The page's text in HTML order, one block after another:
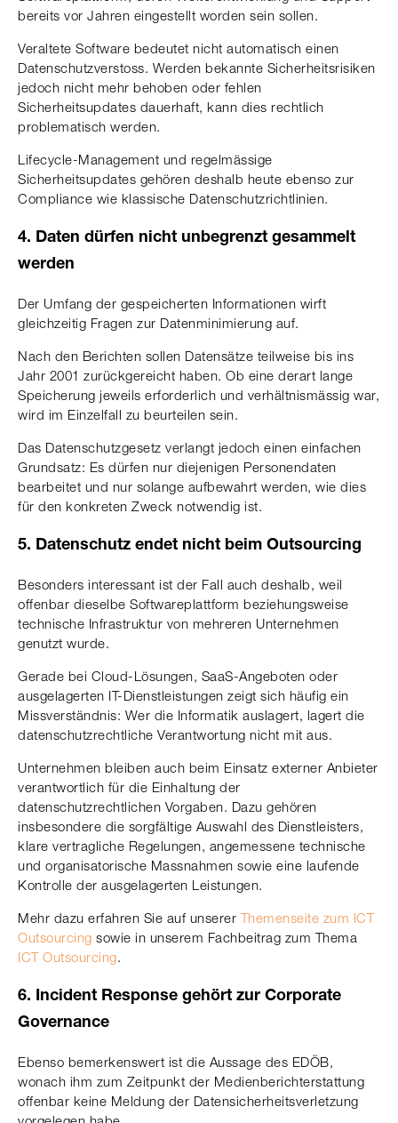
bereits vor Jahren eingestellt worden sein sollen.
Veraltete Software bedeutet nicht automatisch einen
Datenschutzverstoss. Werden bekannte Sicherheitsrisiken
jedoch nicht mehr behoben oder fehlen
Sicherheitsupdates dauerhaft, kann dies rechtlich
problematisch werden.
Lifecycle-Management und regelmässige
Sicherheitsupdates gehören deshalb heute ebenso zur
Compliance wie klassische Datenschutzrichtlinien.
4. Daten dürfen nicht unbegrenzt gesammelt
werden
Der Umfang der gespeicherten Informationen wirft
gleichzeitig Fragen zur Datenminimierung auf.
Nach den Berichten sollen Datensätze teilweise bis ins
Jahr 2001 zurückgereicht haben. Ob eine derart lange
Speicherung jeweils erforderlich und verhältnismässig war,
wird im Einzelfall zu beurteilen sein.
Das Datenschutzgesetz verlangt jedoch einen einfachen
Grundsatz: Es dürfen nur diejenigen Personendaten
bearbeitet und nur solange aufbewahrt werden, wie dies
für den konkreten Zweck notwendig ist.
5. Datenschutz endet nicht beim Outsourcing
Besonders interessant ist der Fall auch deshalb, weil
offenbar dieselbe Softwareplattform beziehungsweise
technische Infrastruktur von mehreren Unternehmen
genutzt wurde.
Gerade bei Cloud-Lösungen, SaaS-Angeboten oder
ausgelagerten IT-Dienstleistungen zeigt sich häufig ein
Missverständnis: Wer die Informatik auslagert, lagert die
datenschutzrechtliche Verantwortung nicht mit aus.
Unternehmen bleiben auch beim Einsatz externer Anbieter
verantwortlich für die Einhaltung der
datenschutzrechtlichen Vorgaben. Dazu gehören
insbesondere die sorgfältige Auswahl des Dienstleisters,
klare vertragliche Regelungen, angemessene technische
und organisatorische Massnahmen sowie eine laufende
Kontrolle der ausgelagerten Leistungen.
Mehr dazu erfahren Sie auf unserer Themenseite zum ICT
Outsourcing sowie in unserem Fachbeitrag zum Thema
ICT Outsourcing.
6. Incident Response gehört zur Corporate
Governance
Ebenso bemerkenswert ist die Aussage des EDÖB,
wonach ihm zum Zeitpunkt der Medienberichterstattung
offenbar keine Meldung der Datensicherheitsverletzung